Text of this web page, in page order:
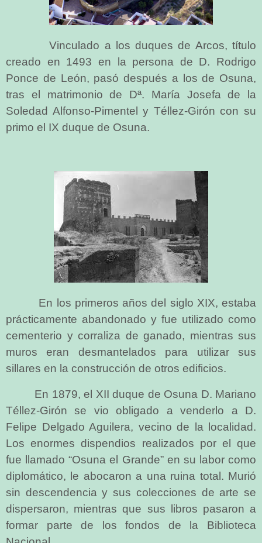
Vinculado a los duques de Arcos, título
creado en 1493 en la persona de D. Rodrigo
Ponce de León, pasó después a los de Osuna,
tras el matrimonio de Dª. María Josefa de la
Soledad Alfonso-Pimentel y Téllez-Girón con su
primo el IX duque de Osuna.
En los primeros años del siglo XIX, estaba
prácticamente abandonado y fue utilizado como
cementerio y corraliza de ganado, mientras sus
muros eran desmantelados para utilizar sus
sillares en la construcción de otros edificios.
En 1879, el XII duque de Osuna D. Mariano
Téllez-Girón se vio obligado a venderlo a D.
Felipe Delgado Aguilera, vecino de la localidad.
Los enormes dispendios realizados por el que
fue llamado “Osuna el Grande” en su labor como
diplomático, le abocaron a una ruina total. Murió
sin descendencia y sus colecciones de arte se
dispersaron, mientras que sus libros pasaron a
formar parte de los fondos de la Biblioteca